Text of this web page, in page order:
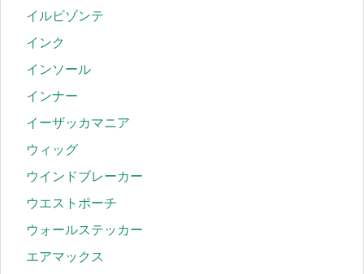
イルビゾンテ
インク
インソール
インナー
イーザッカマニア
ウィッグ
ウインドブレーカー
ウエストポーチ
ウォールステッカー
エアマックス